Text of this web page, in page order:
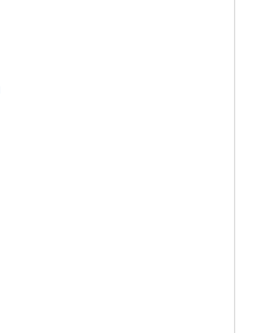
eckig Herren